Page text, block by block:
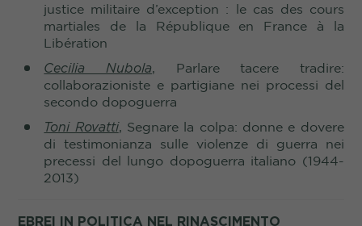
justice militaire d’exception : le cas des cours
martiales de la République en France à la
Libération
Cecilia Nubola, Parlare tacere tradire:
collaborazioniste e partigiane nei processi del
secondo dopoguerra
Toni Rovatti, Segnare la colpa: donne e dovere
di testimonianza sulle violenze di guerra nei
precessi del lungo dopoguerra italiano (1944-
2013)
EBREI IN POLITICA NEL RINASCIMENTO